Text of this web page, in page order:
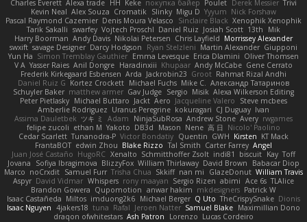
Charles Everett Alexa trade HH Keke покупка байер Poulet Derek Messier Trivi
Kevin Neal Alex Souza Cromatik Slinky Migu D Yyyum Nick Forshaw
Pascal Raymond Cazemier Denis Moura Velasco Sinclaire Black Xenophik Xenophik
Tarik Sakalli swarfey Vojtech Proschl Daniel Ruiz Josiah Scott 13th
Mik
Harry Boorman Andy Davis Nikolai Petersen Chris Layfield Morrissey Alexander
swxift savage Designer Darcy Hodgson Ryan Stelzleni Martin Alexander Giupponi
Yun Ha Simon Tremblay Gauthier Emma Levesque Erica Dlamini Oliver Thomsen
V A Yasser Raies Anil Dongre Haradinxiii Khupaar Andy McCabe Gene Cerrato
Frederik Kirkegaard Esbensen Arda Jackrobin23 Groot Rahmat Rizal Andhi
Daniel Ruiz G Kortez Crockett Michael Fuchs Mike C. Александр Татаринов
Schuyler Baker matthew armer Gav Judge Sergio Misik Alexa Wilkerson Editing
Peter Pietlasky Michael Buttaro Jackt Aero Jacqueline Valero
Steve mcbees
Amberlie Rodriguez Uranus Peregrine kokuragari CJ Duguay Ivan
Assima Dauletbek ツキ ミ Adam NinjaSubRosa Andrew Stone Avery rwgames
felipe zucoli ethan M Yakoto DB3d Mason Nene 高 日 Nicolo' Paolino
Cedar Scarlett Tunanodra-P Victor Bondatiy Quentin GWH Kirsten KT Mack
FrantaBOT edwin Zhou Blake Rizzo Tal Smith Carter Farrey Angel
Juan José Castaño HugoRC Xenalto Schmitthoffer Zsolt indi81 biscuit Kay Toff
Jovana
Sofiya Ibragimova BlizzyFox William Thirlaway David Brown
Babacar Diop
Marco noCrxdit Samuel Furr Trisha Chua Skkiff nan mi GlazeDonut William Travis
Aspyr David Vidmar Whispers rony maayan Sergio Rizen abimi Ace 6s TLAlice
Brandon Gowera Qupomotion anwar hakim mkdesigners Patrick W
Isaac Castañeda Miltos imduong2k6 Michael Berger Q Uto TheCrispySnake Dionis
Isaac Nguyen 4jakers18 tuna Rafal Jeroen Natter Samuel Blake Maximillian Dono
draqon ofwhitestars Ash Patron Lorenzo Lucas Cordeiro